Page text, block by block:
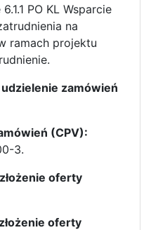
PO KL Wsparcie
na
ramach projektu
zamówień
(CPV):
3.
oferty
oferty